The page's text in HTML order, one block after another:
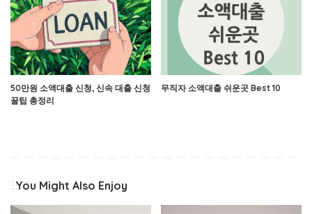
50만원 소액대출 신청, 신속 대출 신청
꿀팁 총정리
무직자 소액대출 쉬운곳 Best 10
You Might Also Enjoy